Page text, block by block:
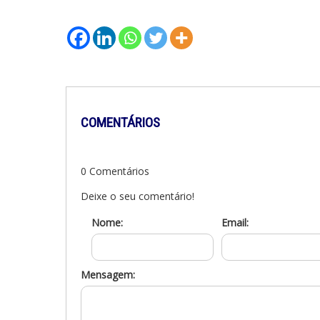
COMENTÁRIOS
0 Comentários
Deixe o seu comentário!
Nome:
Email:
Mensagem: